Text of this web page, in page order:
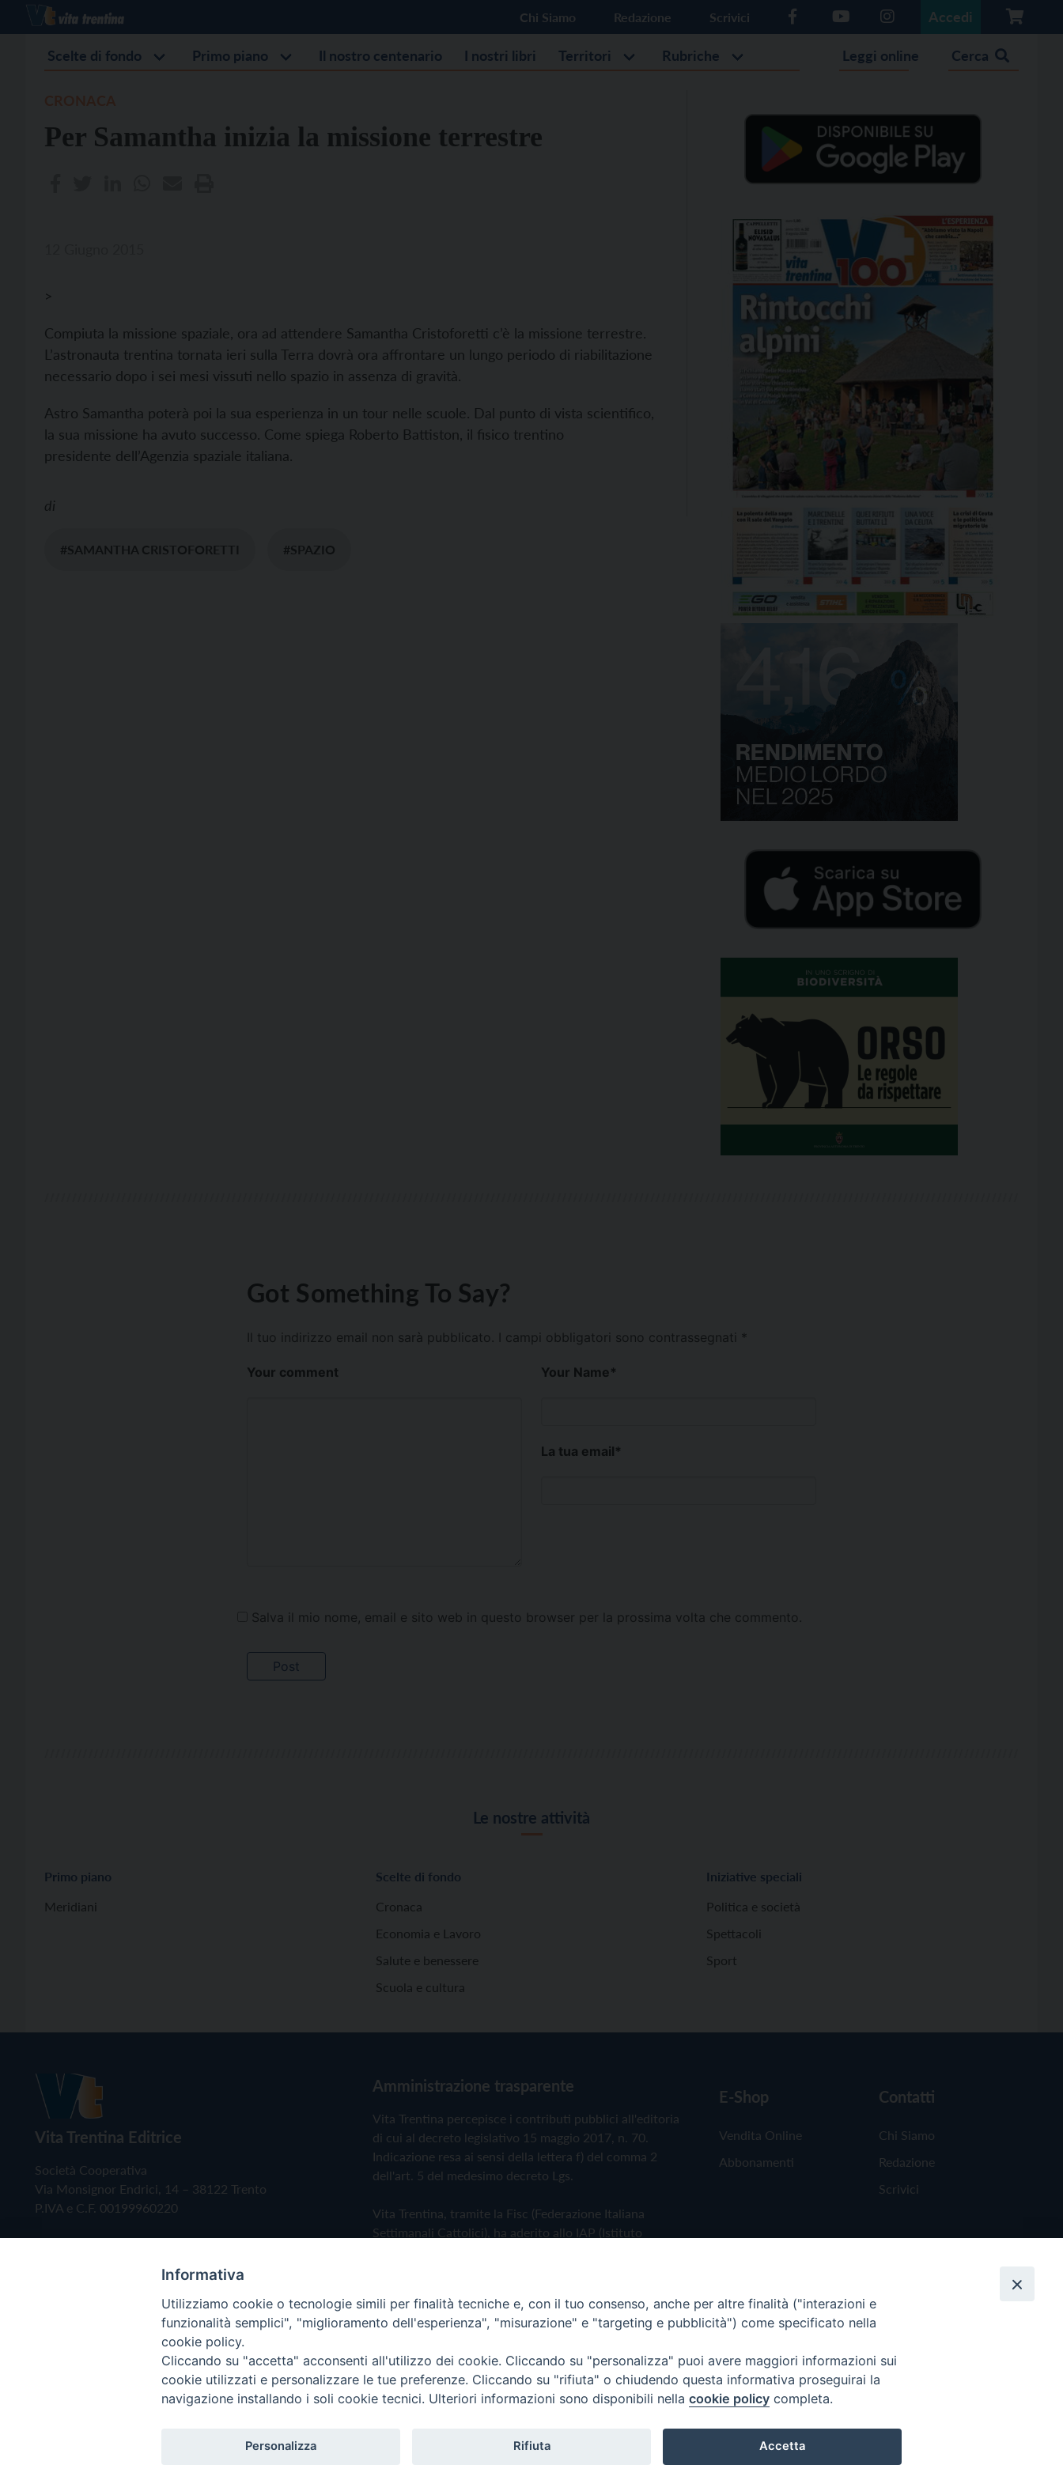
Chi Siamo Redazione Scrivici Accedi
Scelte di fondo Primo piano Il nostro centenario I nostri libri Territori Rubriche Leggi online Cerca
Per Samantha inizia la missione terrestre
>
Compiuta la missione spaziale, ora ad attendere Samantha Cristoforetti c’è la missione terrestre.
L’astronauta trentina tornata ieri sulla Terra dovrà ora affrontare un lungo periodo di riabilitazione
necessario dopo i sei mesi vissuti nello spazio in assenza di gravità.
Astro Samantha poterà poi la sua esperienza in un tour nelle scuole. Dal punto di vista scientifico,
la sua missione ha avuto successo. Come spiega Roberto Battiston, il fisico trentino
presidente dell’Agenzia spaziale italiana.
di
#SAMANTHA CRISTOFORETTI #SPAZIO
Got Something To Say?
Il tuo indirizzo email non sarà pubblicato. I campi obbligatori sono contrassegnati *
Your comment Your Name*
La tua email*
Salva il mio nome, email e sito web in questo browser per la prossima volta che commento.
Le nostre attività
Primo piano
Meridiani
Scelte di fondo
Cronaca
Economia e Lavoro
Salute e benessere
Scuola e cultura
Iniziative speciali
Politica e società
Spettacoli
Sport
Vita Trentina Editrice
Società Cooperativa
Via Monsignor Endrici, 14 – 38122 Trento
P.IVA e C.F. 00199960220
Amministrazione trasparente
Vita Trentina percepisce i contributi pubblici all'editoria
di cui al decreto legislativo 15 maggio 2017, n. 70.
Indicazione resa ai sensi della lettera f) del comma 2
dell'art. 5 del medesimo decreto Lgs.
Vita Trentina, tramite la Fisc (Federazione Italiana
Settimanali Cattolici), ha aderito allo IAP (Istituto
Privacy Policy Cookie Policy
E-Shop
Vendita Online
Abbonamenti
Contatti
Chi Siamo
Redazione
Scrivici
Copyright © 2019 - Tutti i diritti riservati - Vita Trentina Editrice
Informativa
Utilizziamo cookie o tecnologie simili per finalità tecniche e, con il tuo consenso, anche per altre finalità ("interazioni e
funzionalità semplici", "miglioramento dell'esperienza", "misurazione" e "targeting e pubblicità") come specificato nella
cookie policy.
Cliccando su "accetta" acconsenti all'utilizzo dei cookie. Cliccando su "personalizza" puoi avere maggiori informazioni sui
cookie utilizzati e personalizzare le tue preferenze. Cliccando su "rifiuta" o chiudendo questa informativa proseguirai la
navigazione installando i soli cookie tecnici. Ulteriori informazioni sono disponibili nella cookie policy completa.
Personalizza Rifiuta Accetta